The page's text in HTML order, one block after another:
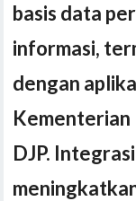
basis data
informasi,
dengan
Kementerian
DJP.